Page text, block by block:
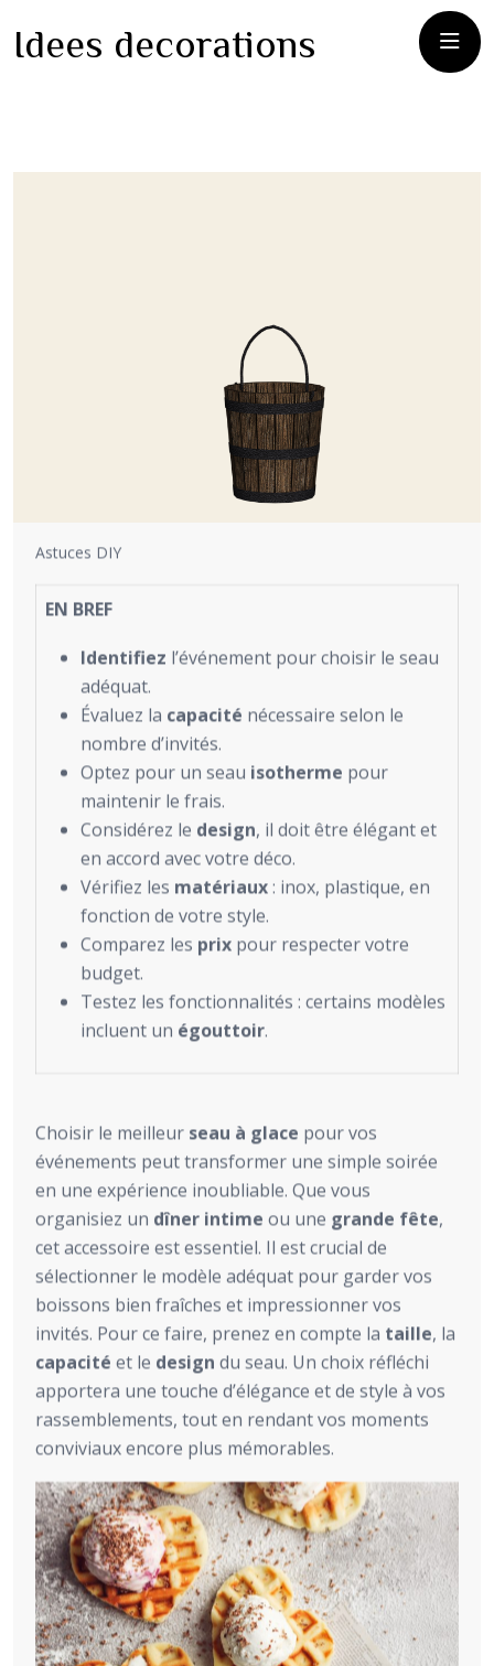
Idees decorations
Astuces DIY
EN BREF
Identifiez l’événement pour choisir le seau
adéquat.
Évaluez la capacité nécessaire selon le
nombre d’invités.
Optez pour un seau isotherme pour
maintenir le frais.
Considérez le design, il doit être élégant et
en accord avec votre déco.
Vérifiez les matériaux: inox, plastique, en
fonction de votre style.
Comparez les prix pour respecter votre
budget.
Testez les fonctionnalités : certains modèles
incluent un égouttoir.
Choisir le meilleur seau à glace pour vos
événements peut transformer une simple soirée
en une expérience inoubliable. Que vous
organisiez un dîner intime ou une grande fête,
cet accessoire est essentiel. Il est crucial de
sélectionner le modèle adéquat pour garder vos
boissons bien fraîches et impressionner vos
invités. Pour ce faire, prenez en compte la taille, la
capacité et le design du seau. Un choix réfléchi
apportera une touche d’élégance et de style à vos
rassemblements, tout en rendant vos moments
conviviaux encore plus mémorables.